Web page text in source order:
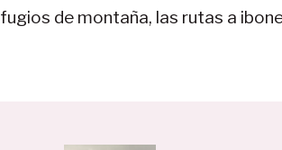
de montaña, las rutas a